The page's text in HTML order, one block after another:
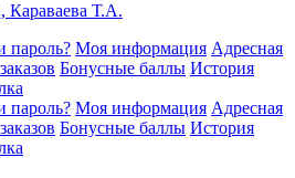
Т.А.
пароль? Моя информация Адресная
Бонусные баллы История
пароль? Моя информация Адресная
Бонусные баллы История